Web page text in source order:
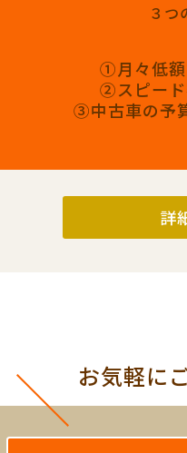
３つ
①月々低額
②スピード
③中古車の予
詳
お気軽に